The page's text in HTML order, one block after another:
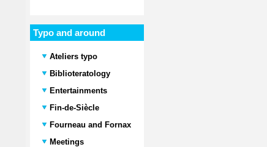
Typo and around
Ateliers typo
Biblioteratology
Entertainments
Fin-de-Siècle
Fourneau and Fornax
Meetings